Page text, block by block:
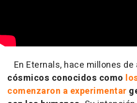
En Eternals, hace millones de
cósmicos conocidos como
comenzaron a experimentar